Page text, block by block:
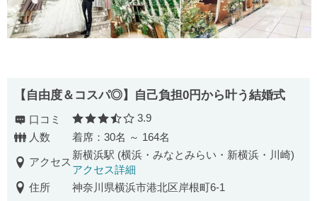
【自由度＆コスパ◎】自己負担0円から叶う結婚式
口コミ 口コミ評価
3.9
人数
着席：30名 ～ 164名
アクセス
新横浜駅 (横浜・みなとみらい・新横浜・川崎)
アクセス詳細
住所
神奈川県横浜市港北区岸根町6-1